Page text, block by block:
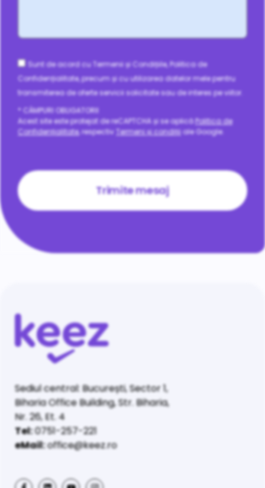
* CÂMPURI OBLIGATORII
Acest site este protejat de reCAPTCHA și se aplicăPolitica de
Confidențialitate, respectiv Termeni și condițiiale Google.
Consent
Sunt de acord cu Termenii și Condițiile, Politica de
Confidențialitate, precum și cu utilizarea datelor mele pentru
transmiterea de oferte servicii solicitate sau de interes pe viitor.
Sediul central: București, Sector 1,
Biharia Office Building, Str. Biharia,
Nr. 26, Et. 4
Tel:0751-257-221
eMail:office@keez.ro